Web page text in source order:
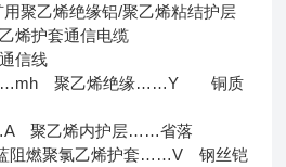
聚乙烯绝缘铝/聚乙烯粘结护层
烯护套通信电缆
信线
……mh 聚乙烯绝缘……Y 铜质
聚乙烯内护层……省落
燃聚氯乙烯护套……V 钢丝铠